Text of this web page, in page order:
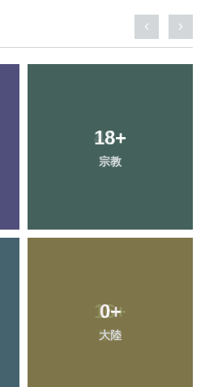
18+
宗教
0+
大陸
44+
旅遊
16+
頭條